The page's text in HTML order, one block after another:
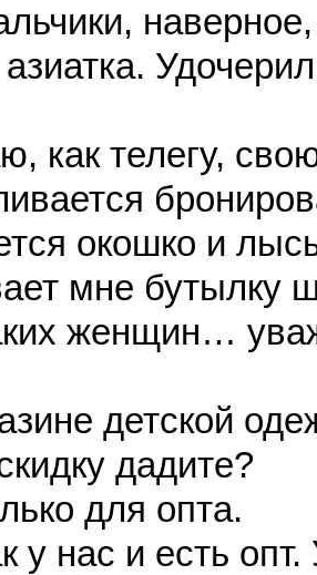
наверное,
азиатка.
как телегу,
окошко и
мне бутылку
женщин…
детской
дадите?
для опта.
нас и есть опт.